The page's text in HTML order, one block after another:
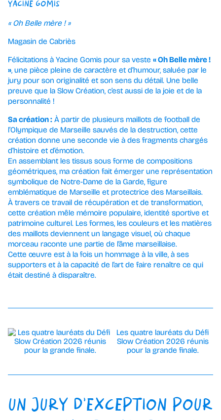
YACINE GOMIS
« Oh Belle mère ! »
Magasin de Cabriès
Félicitations à Yacine Gomis pour sa veste « Oh Belle mère !
», une pièce pleine de caractère et d’humour, saluée par le
jury pour son originalité et son sens du détail. Une belle
preuve que la Slow Création, c’est aussi de la joie et de la
personnalité !
Sa création : À partir de plusieurs maillots de football de
l’Olympique de Marseille sauvés de la destruction, cette
création donne une seconde vie à des fragments chargés
d’histoire et d’émotion.
En assemblant les tissus sous forme de compositions
géométriques, ma création fait émerger une représentation
symbolique de Notre-Dame de la Garde, figure
emblématique de Marseille et protectrice des Marseillais.
À travers ce travail de récupération et de transformation,
cette création mêle mémoire populaire, identité sportive et
patrimoine culturel. Les formes, les couleurs et les matières
des maillots deviennent un langage visuel, où chaque
morceau raconte une partie de l’âme marseillaise.
Cette œuvre est à la fois un hommage à la ville, à ses
supporters et à la capacité de l’art de faire renaître ce qui
était destiné à disparaître.
Les quatre lauréats du Défi
Slow Création 2026 réunis
pour la grande finale.
UN JURY D’EXCEPTION POUR